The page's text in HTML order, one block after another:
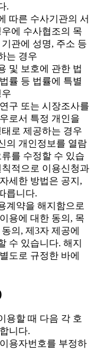
.
따른 수사기관의 서
에 수사협조의 목
관에 성명, 주소 등
는 경우
및 보호에 관한 법
률 등 법률에 특별
구 또는 시장조사를
로서 특정 개인을
로 제공하는 경우
의 개인정보를 열람
를 수정할 수 있습
적으로 이용신청과
세한 방법은 공지,
릅니다.
계약을 해지함으로
용에 대한 동의, 목
의, 제3자 제공에
수 있습니다. 해지
도로 규정한 바에
용할 때 다음 각 호
니다.
용자번호를 부정하